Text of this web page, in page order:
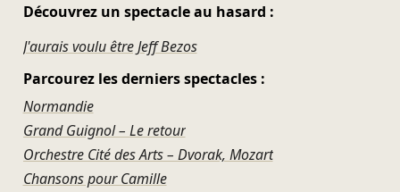
Découvrez un spectacle au hasard :
J'aurais voulu être Jeff Bezos
Parcourez les derniers spectacles :
Normandie
Grand Guignol – Le retour
Orchestre Cité des Arts – Dvorak, Mozart
Chansons pour Camille